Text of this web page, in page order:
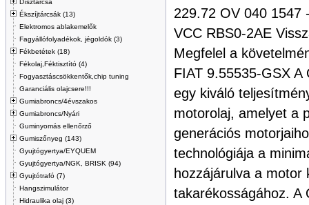
Dísztárcsa
Ékszíjtárcsák (13)
Elektromos ablakemelők
Fagyállófolyadékok, jégoldók (3)
Fékbetétek (18)
Fékolaj,Féktisztító (4)
Fogyasztáscsökkentők,chip tuning
Garanciális olajcsere!!!
Gumiabroncs/4évszakos
Gumiabroncs/Nyári
Guminyomás ellenőrző
Gumiszőnyeg (143)
Gyujtógyertya/EYQUEM
Gyujtógyertya/NGK, BRISK (94)
Gyujtótrafó (7)
Hangszimulátor
Hidraulika olaj (3)
229.72 OV 040 1547
VCC RBS0-2AE
Megfelel a
FIAT 9.55535-GSX
egy kiváló
motorolaj, amelyet a
generációs
technológiája a
hozzájárulva a motor
takarékosságához. A